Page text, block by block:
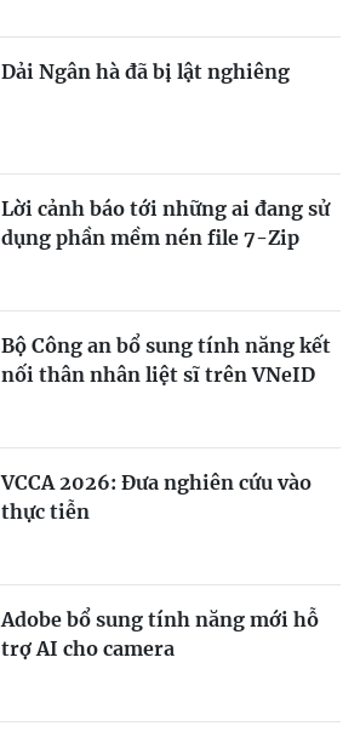
Dải Ngân hà đã bị lật nghiêng
Lời cảnh báo tới những ai đang sử
dụng phần mềm nén file 7-Zip
Bộ Công an bổ sung tính năng kết
nối thân nhân liệt sĩ trên VNeID
VCCA 2026: Đưa nghiên cứu vào
thực tiễn
Adobe bổ sung tính năng mới hỗ
trợ AI cho camera